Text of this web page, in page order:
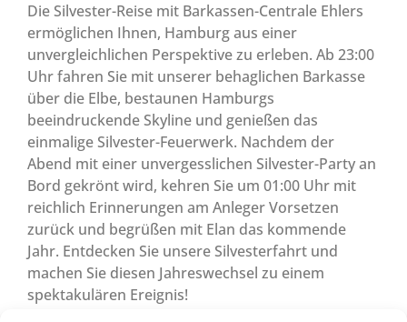
Die Silvester-Reise mit Barkassen-Centrale Ehlers
ermöglichen Ihnen, Hamburg aus einer
unvergleichlichen Perspektive zu erleben. Ab 23:00
Uhr fahren Sie mit unserer behaglichen Barkasse
über die Elbe, bestaunen Hamburgs
beeindruckende Skyline und genießen das
einmalige Silvester-Feuerwerk. Nachdem der
Abend mit einer unvergesslichen Silvester-Party an
Bord gekrönt wird, kehren Sie um 01:00 Uhr mit
reichlich Erinnerungen am Anleger Vorsetzen
zurück und begrüßen mit Elan das kommende
Jahr. Entdecken Sie unsere Silvesterfahrt und
machen Sie diesen Jahreswechsel zu einem
spektakulären Ereignis!